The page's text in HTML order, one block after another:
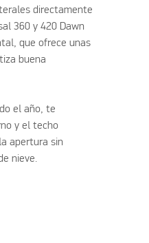
directamente
360 y 420 Dawn
que ofrece unas
buena
el año, te
y el techo
apertura sin
nieve.